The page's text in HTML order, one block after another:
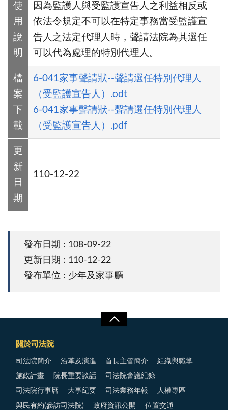
使
用
說
明
因為監護人與受監護宣告人之利益相反或
依法令規定不可以在特定事務當受監護宣
告人之法定代理人時，聲請法院為其選任
可以代為處理的特別代理人。
檔
案
下
載
6-041家事聲請狀--聲請選任特別代理人
（受監護宣告人）.odt
6-041家事聲請狀--聲請選任特別代理人
（受監護宣告人）.pdf
更
新
日
期
110-12-22
發布日期 : 108-09-22
更新日期 : 110-12-22
發布單位 : 少年及家事廳
關於司法院
司法院簡介 沿革及演進 首長主管簡介 組織與職掌
施政計畫 院長重要談話 司法院會議紀錄
司法院行事曆 大事紀要 司法業務年報 人權專區
與民有約(參訪司法院) 政府資訊公開 位置交通